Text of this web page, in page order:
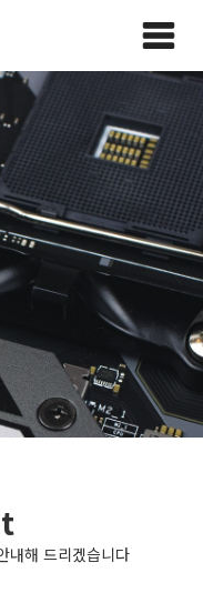
Main
Menu
내해 드리겠습니다